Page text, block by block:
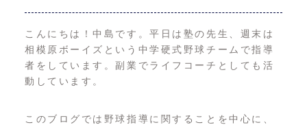
こんにちは！中島です。平日は塾の先生、週末は
相模原ボーイズという中学硬式野球チームで指導
者をしています。副業でライフコーチとしても活
動しています。
このブログでは野球指導に関することを中心に、